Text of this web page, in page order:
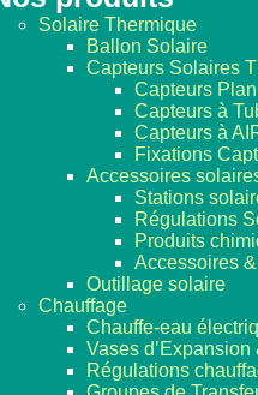
Solaire Thermique
Ballon Solaire
Capteurs Solaires
Capteurs Plan
Capteurs à
Capteurs à
Fixations
Accessoires
Stations
Régulations
Produits
Accessoires
Outillage solaire
Chauffage
Chauffe-eau
Vases d’Expansion
Régulations